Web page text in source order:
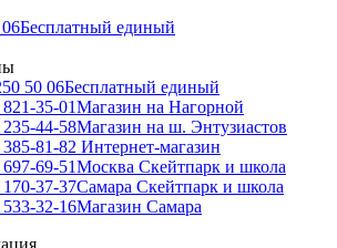
Бесплатный единый
50 06Бесплатный единый
35-01Магазин на Нагорной
44-58Магазин на ш. Энтузиастов
81-82 Интернет-магазин
69-51Москва Скейтпарк и школа
37-37Самара Скейтпарк и школа
32-16Магазин Самара